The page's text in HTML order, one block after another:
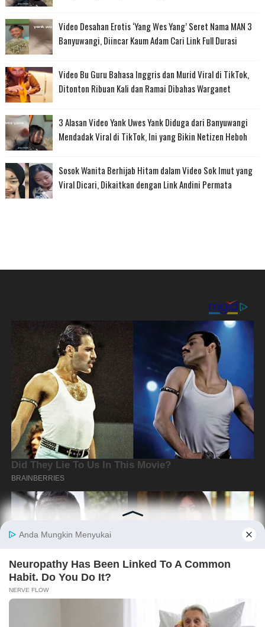
Video Desahan Erotis ‘Yang Wes Yang’ Seret Nama MAN 3
Banyuwangi, Diincar Kaum Adam Cari Link Full Durasi
Video Bu Guru Bahasa Inggris dan Murid Viral di TikTok,
Ditonton Ribuan Kali dan Ramai Dibahas Warganet
3 Alasan Video Yank Uwes Yank Diduga dari Banyuwangi
Mendadak Viral di TikTok, Ini yang Bikin Netizen Heboh
Sosok Wanita Berhijab Hitam dalam Video Sok Imut yang
Viral Dicari, Dikaitkan dengan Link Andini Permata